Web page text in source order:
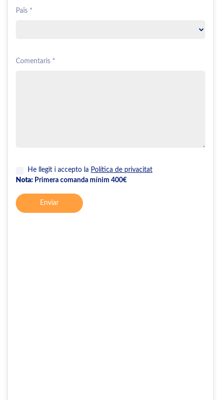
Païs *
Comentaris *
He llegit i accepto la Política de privacitat
Nota: Primera comanda mínim 400€
Enviar